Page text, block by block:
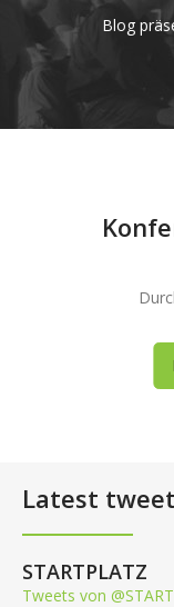
Blog
Latest
STARTPLATZ
Tweets von